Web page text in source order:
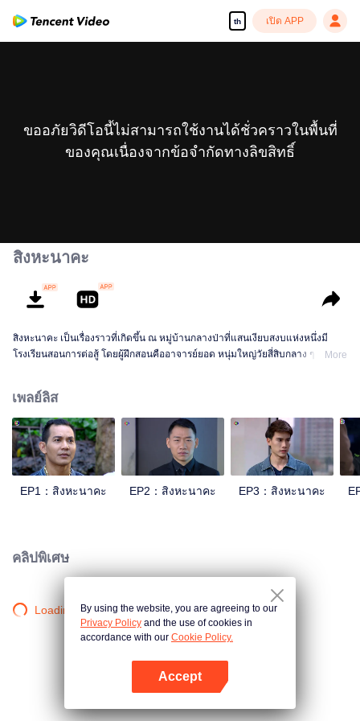
th เปิด APP
ขออภัยวิดีโอนี้ไม่สามารถใช้งานได้ชั่วคราวในพื้นที่
ของคุณเนื่องจากข้อจำกัดทางลิขสิทธิ์
สิงหะนาคะ
สิงหะนาคะ เป็นเรื่องราวที่เกิดขึ้น ณ หมู่บ้านกลางป่าที่แสนเงียบสงบแห่งหนึ่งมี
โรงเรียนสอนการต่อสู้ โดยผู้ฝึกสอนคืออาจารย์ยอด หนุ่มใหญ่วัยสี่สิบกลาง ๆ ผู้เป็น
และหัสดินทั้งสี่มีความสามารถโดดเด่นกว่าศิษย์คนอื่นๆ นอกจากทั้งสี่หนุ่มแล้วใน
โรงเรียนของอาจารย์ยอดยังมีนักเรียนหญิงด้วยโดยหนึ่งในนั้นก็คือรินเด็กสาวบุคลิก
ห้าว ๆ ที่แอบชอบนาคะอยู่แม้เวลาเจอกันทีไรจะทะเลาะกันทุกทีก็ตาม
More
เพลย์ลิส
EP1：สิงหะนาคะ EP2：สิงหะนาคะ EP3：สิงหะนาคะ
คลิปพิเศษ
Loading…By using the website, you are agreeing to our
Privacy Policy and the use of cookies in
accordance with our Cookie Policy.
Accept